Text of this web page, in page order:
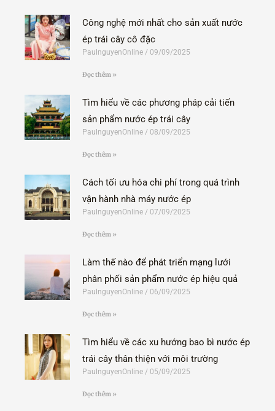
Công nghệ mới nhất cho sản xuất nước
ép trái cây cô đặc
PaulnguyenOnline 09/09/2025
Đọc thêm »
Tìm hiểu về các phương pháp cải tiến
sản phẩm nước ép trái cây
PaulnguyenOnline 08/09/2025
Đọc thêm »
Cách tối ưu hóa chi phí trong quá trình
vận hành nhà máy nước ép
PaulnguyenOnline 07/09/2025
Đọc thêm »
Làm thế nào để phát triển mạng lưới
phân phối sản phẩm nước ép hiệu quả
PaulnguyenOnline 06/09/2025
Đọc thêm »
Tìm hiểu về các xu hướng bao bì nước ép
trái cây thân thiện với môi trường
PaulnguyenOnline 05/09/2025
Đọc thêm »